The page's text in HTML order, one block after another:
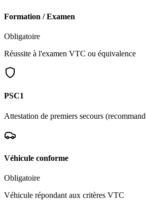
Formation / Examen
Obligatoire
Réussite à l'examen VTC ou équivalence
PSC1
Attestation de premiers secours
Véhicule conforme
Obligatoire
Véhicule répondant aux critères VTC